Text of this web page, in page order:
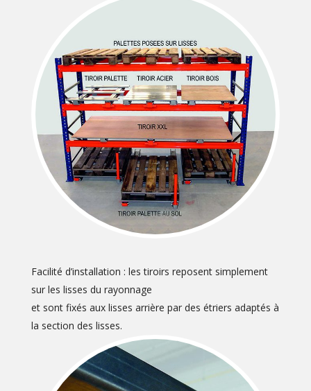
Facilité d’installation : les tiroirs reposent simplement
sur les lisses du rayonnage
et sont fixés aux lisses arrière par des étriers adaptés à
la section des lisses.